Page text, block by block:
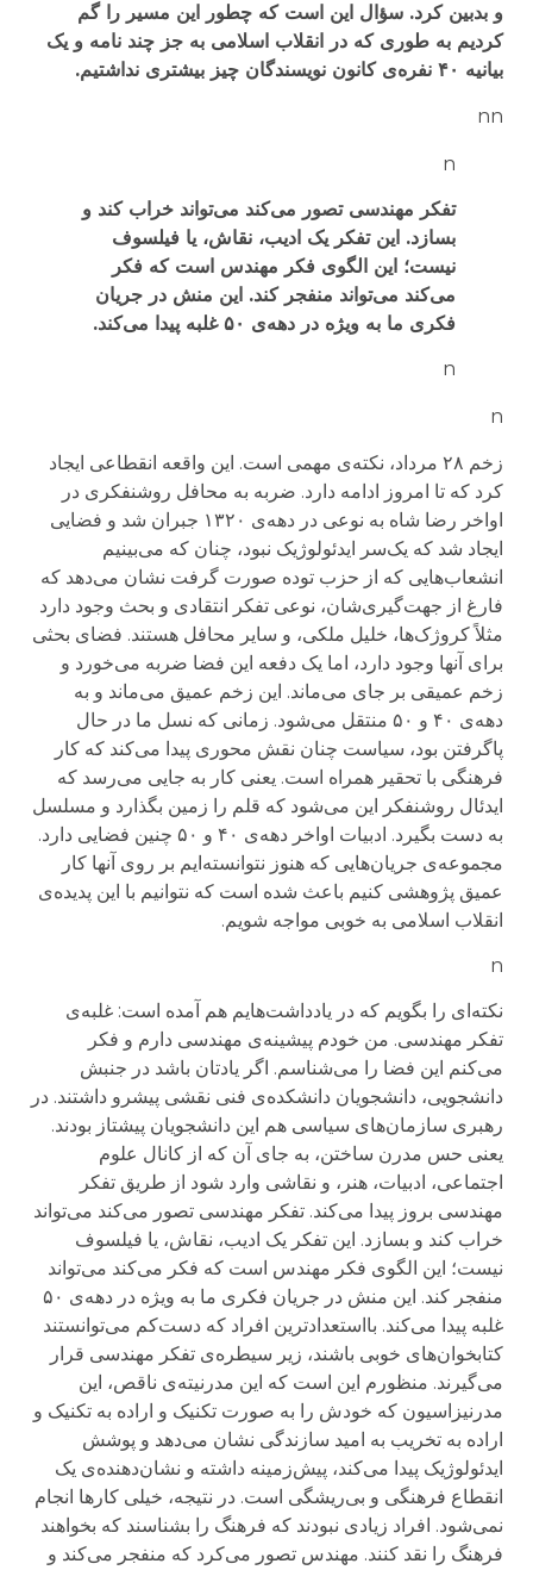
و بدبین کرد. سؤال این است که چطور این مسیر را گم
کردیم به طوری که در انقلاب اسلامی به جز چند نامه و یک
بیانیه ۴۰ نفره‌ی کانون نویسندگان چیز بیشتری نداشتیم.
nn
n
تفکر مهندسی تصور می‌کند می‌تواند خراب کند و
بسازد. این تفکر یک ادیب، نقاش، یا فیلسوف
نیست؛ این الگوی فکر مهندس است که فکر
می‌کند می‌تواند منفجر کند. این منش در جریان
فکری ما به ویژه در دهه‌ی ۵۰ غلبه پیدا می‌کند.
n
n
زخم ۲۸ مرداد، نکته‌ی مهمی است. این واقعه انقطاعی ایجاد
کرد که تا امروز ادامه دارد. ضربه به محافل روشنفکری در
اواخر رضا شاه به نوعی در دهه‌ی ۱۳۲۰ جبران شد و فضایی
ایجاد شد که یک‌سر ایدئولوژیک نبود، چنان که می‌بینیم
انشعاب‌هایی که از حزب توده صورت گرفت نشان می‌دهد که
فارغ از جهت‌گیری‌شان، نوعی تفکر انتقادی و بحث وجود دارد
مثلاً کروژک‌ها، خلیل ملکی، و سایر محافل هستند. فضای بحثی
برای آنها وجود دارد، اما یک دفعه این فضا ضربه می‌خورد و
زخم عمیقی بر جای می‌ماند. این زخم عمیق می‌ماند و به
دهه‌ی ۴۰ و ۵۰ منتقل می‌شود. زمانی که نسل ما در حال
پاگرفتن بود، سیاست چنان نقش محوری پیدا می‌کند که کار
فرهنگی با تحقیر همراه است. یعنی کار به جایی می‌رسد که
ایدئال روشنفکر این می‌شود که قلم را زمین بگذارد و مسلسل
به دست بگیرد. ادبیات اواخر دهه‌ی ۴۰ و ۵۰ چنین فضایی دارد.
مجموعه‌ی جریان‌هایی که هنوز نتوانسته‌ایم بر روی آنها کار
عمیق پژوهشی کنیم باعث شده است که نتوانیم با این پدیده‌ی
انقلاب اسلامی به خوبی مواجه شویم.
n
نکته‌ای را بگویم که در یادداشت‌هایم هم آمده است: غلبه‌ی
تفکر مهندسی. من خودم پیشینه‌ی مهندسی دارم و فکر
می‌کنم این فضا را می‌شناسم. اگر یادتان باشد در جنبش
دانشجویی، دانشجویان دانشکده‌ی فنی نقشی پیشرو داشتند. در
رهبری سازمان‌های سیاسی هم این دانشجویان پیشتاز بودند.
یعنی حس مدرن ساختن، به جای آن که از کانال علوم
اجتماعی، ادبیات، هنر، و نقاشی وارد شود از طریق تفکر
مهندسی بروز پیدا می‌کند. تفکر مهندسی تصور می‌کند می‌تواند
خراب کند و بسازد. این تفکر یک ادیب، نقاش، یا فیلسوف
نیست؛ این الگوی فکر مهندس است که فکر می‌کند می‌تواند
منفجر کند. این منش در جریان فکری ما به ویژه در دهه‌ی ۵۰
غلبه پیدا می‌کند. بااستعدادترین افراد که دست‌کم می‌توانستند
کتابخوان‌های خوبی باشند، زیر سیطره‌ی تفکر مهندسی قرار
می‌گیرند. منظورم این است که این مدرنیته‌ی ناقص، این
مدرنیزاسیون که خودش را به صورت تکنیک و اراده به تکنیک و
اراده به تخریب به امید سازندگی نشان می‌دهد و پوشش
ایدئولوژیک پیدا می‌کند، پیش‌زمینه‌ داشته و نشان‌دهنده‌ی یک
انقطاع فرهنگی و بی‌ریشگی است. در نتیجه، خیلی کارها انجام
نمی‌شود. افراد زیادی نبودند که فرهنگ را بشناسند که بخواهند
فرهنگ را نقد کنند. مهندس تصور می‌کرد که منفجر می‌کند و